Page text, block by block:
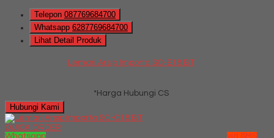
Telepon 087769684700
Whatsapp 6287769684700
Lihat Detail Produk
Lemari Arsip Importa SC-E18 BT
*Harga Hubungi CS
Hubungi Kami
QUICK ORDER
Whatsapp
via SMS